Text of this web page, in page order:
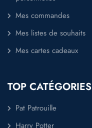
Mes commandes
Mes listes de souhaits
Mes cartes cadeaux
TOP CATÉGORIES
Pat Patrouille
Harry Potter